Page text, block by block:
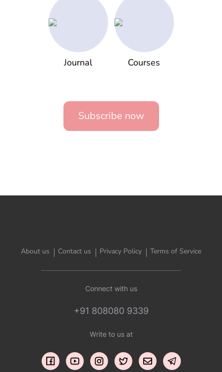
Journal Courses
Subscribe now
About us Contact us Privacy Policy Terms of Service
Connect with us
+91 808080 9339
Write to us at